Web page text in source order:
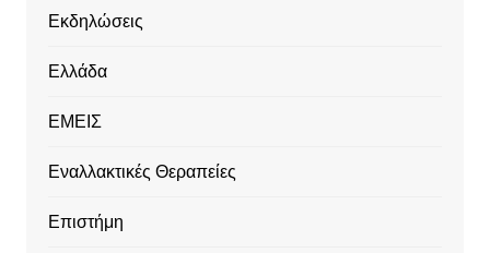
Εκδηλώσεις
Ελλάδα
ΕΜΕΙΣ
Εναλλακτικές Θεραπείες
Επιστήμη